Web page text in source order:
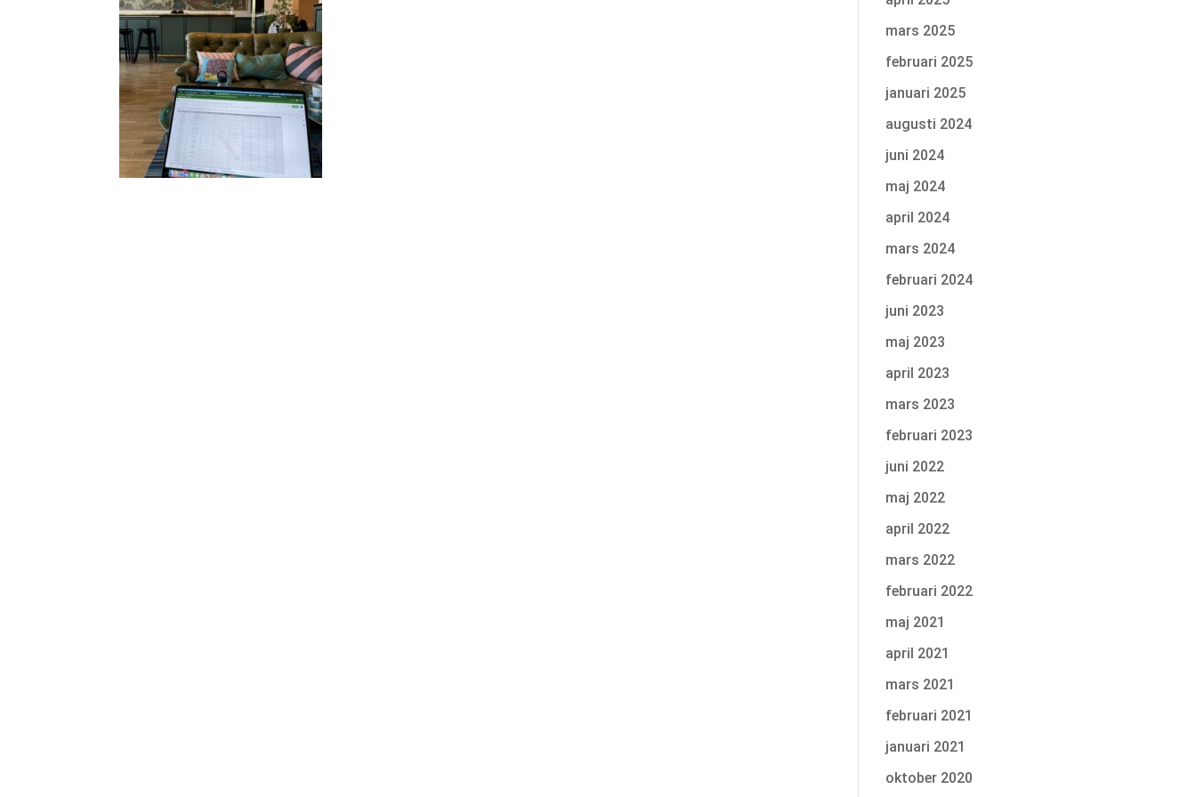
mars 2025
februari 2025
januari 2025
augusti 2024
juni 2024
maj 2024
april 2024
mars 2024
februari 2024
juni 2023
maj 2023
april 2023
mars 2023
februari 2023
juni 2022
maj 2022
april 2022
mars 2022
februari 2022
maj 2021
april 2021
mars 2021
februari 2021
januari 2021
oktober 2020